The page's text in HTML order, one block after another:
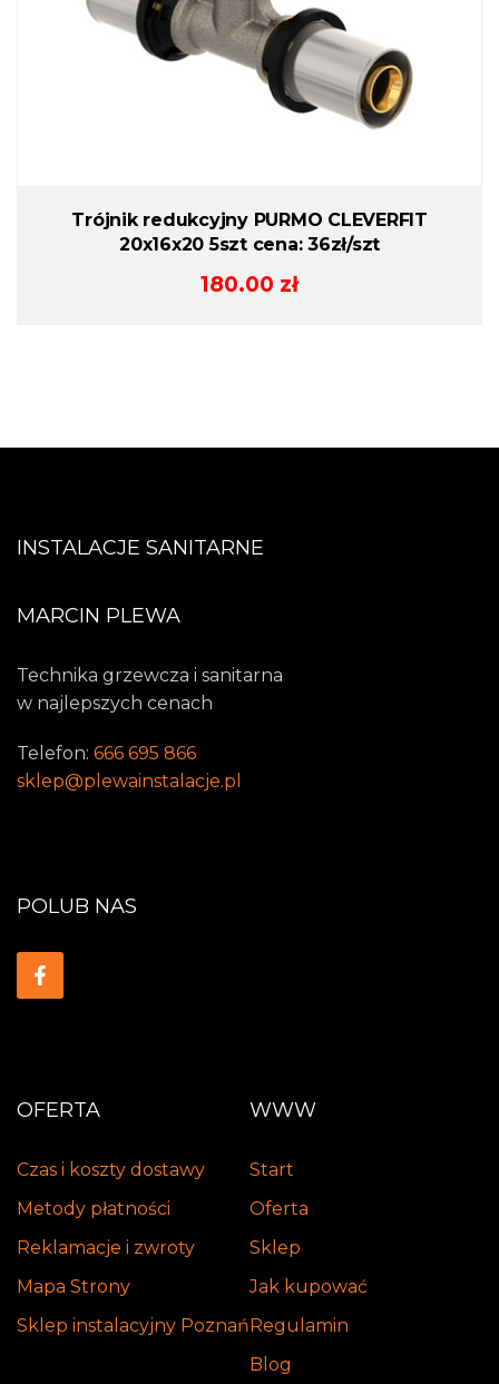
Trójnik redukcyjny PURMO CLEVERFIT
20x16x20 5szt cena: 36zł/szt
180.00 zł
INSTALACJE SANITARNE
MARCIN PLEWA
Technika grzewcza i sanitarna
w najlepszych cenach
Telefon: 666 695 866
sklep@plewainstalacje.pl
OFERTA
Czas i koszty dostawy
Metody płatności
Reklamacje i zwroty
Mapa Strony
Sklep instalacyjny Poznań
WWW
Start
Oferta
Sklep
Jak kupować
Regulamin
Blog
POLUB NAS